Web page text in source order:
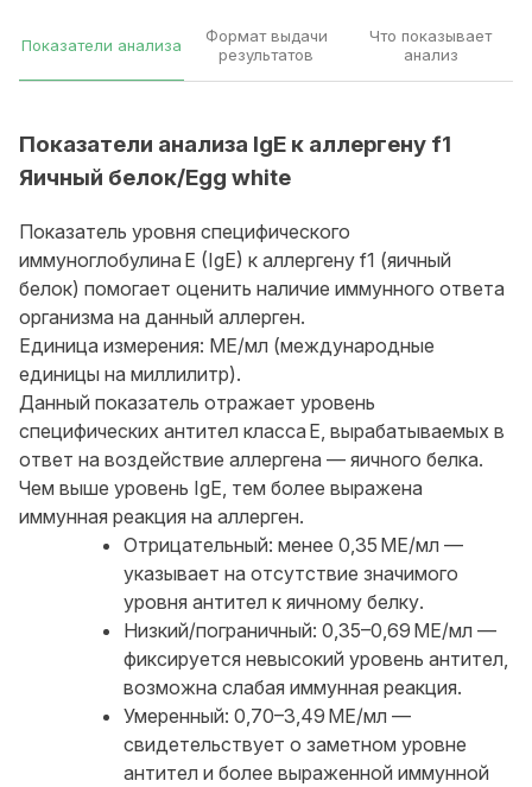
Показатели анализа
Формат выдачи
результатов
Что показывает
анализ
Показатели анализа IgE к аллергену f1
Яичный белок/Egg white
Показатель уровня специфического
иммуноглобулина E (IgE) к аллергену f1 (яичный
белок) помогает оценить наличие иммунного ответа
организма на данный аллерген.
Единица измерения: МЕ/мл (международные
единицы на миллилитр).
Данный показатель отражает уровень
специфических антител класса E, вырабатываемых в
ответ на воздействие аллергена — яичного белка.
Чем выше уровень IgE, тем более выражена
иммунная реакция на аллерген.
Отрицательный: менее 0,35 МЕ/мл —
указывает на отсутствие значимого
уровня антител к яичному белку.
Низкий/пограничный: 0,35–0,69 МЕ/мл —
фиксируется невысокий уровень антител,
возможна слабая иммунная реакция.
Умеренный: 0,70–3,49 МЕ/мл —
свидетельствует о заметном уровне
антител и более выраженной иммунной